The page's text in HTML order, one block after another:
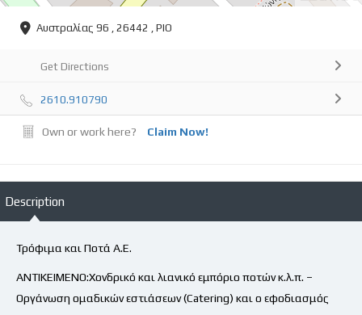
Αυστραλίας 96 , 26442 , ΡΙΟ
Get Directions
2610.910790
Own or work here? Claim Now!
Description
Τρόφιμα και Ποτά Α.Ε.
ΑΝΤΙΚΕΙΜΕΝΟ:Χονδρικό και λιανικό εμπόριο ποτών κ.λ.π. –
Οργάνωση ομαδικών εστιάσεων (Catering) και ο εφοδιασμός